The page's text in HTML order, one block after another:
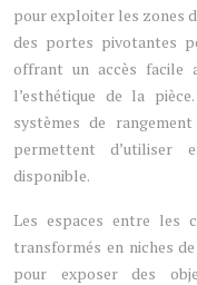
pour exploiter les zones
des portes pivotantes
offrant un accès facile
l’esthétique de la
systèmes de
permettent d’utiliser
disponible.
Les espaces entre les
transformés en niches
pour exposer des